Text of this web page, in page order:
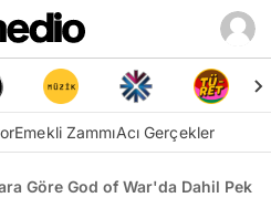
Emekli ZammıAcı Gerçekler
Göre God of War'da Dahil